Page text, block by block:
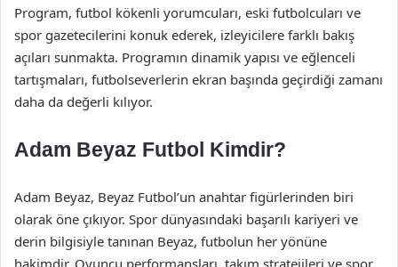
Program, futbol kökenli yorumcuları, eski futbolcuları ve
spor gazetecilerini konuk ederek, izleyicilere farklı bakış
açıları sunmakta. Programın dinamik yapısı ve eğlenceli
tartışmaları, futbolseverlerin ekran başında geçirdiği zamanı
daha da değerli kılıyor.
Adam Beyaz Futbol Kimdir?
Adam Beyaz, Beyaz Futbol’un anahtar figürlerinden biri
olarak öne çıkıyor. Spor dünyasındaki başarılı kariyeri ve
derin bilgisiyle tanınan Beyaz, futbolun her yönüne
hakimdir. Oyuncu performansları, takım stratejileri ve spor